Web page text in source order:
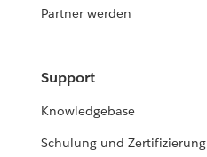
Partner werden
Support
Knowledgebase
Schulung und Zertifizierung